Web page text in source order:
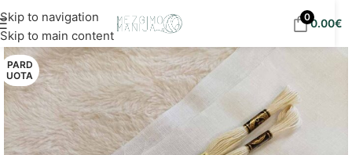
Skip to navigation
Skip to main content
eur!
00.00€
PARD
UOTA